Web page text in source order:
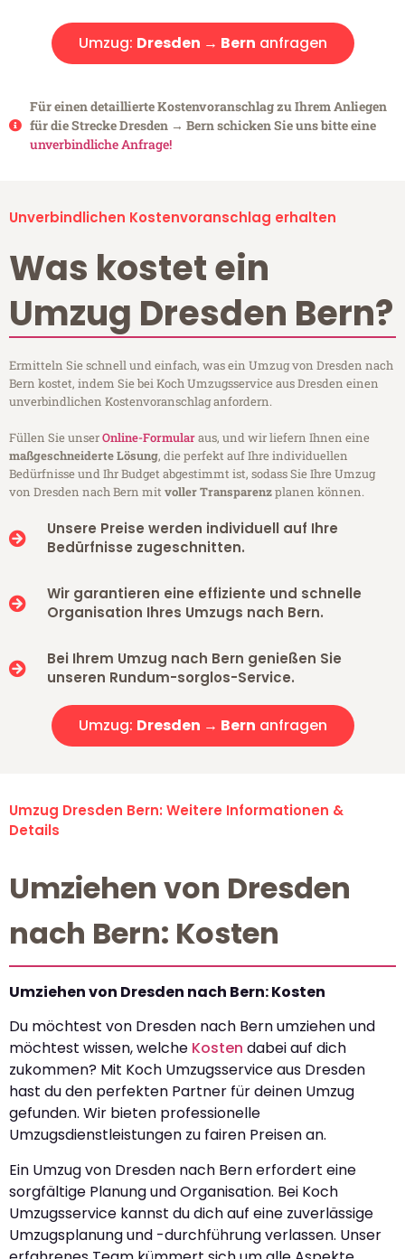
Umzug: Dresden → Bern anfragen
Für einen detaillierte Kostenvoranschlag zu Ihrem Anliegen
für die Strecke Dresden → Bern schicken Sie uns bitte eine
unverbindliche Anfrage!
Unverbindlichen Kostenvoranschlag erhalten
Was kostet ein
Umzug Dresden Bern?
Ermitteln Sie schnell und einfach, was ein Umzug von Dresden nach
Bern kostet, indem Sie bei Koch Umzugsservice aus Dresden einen
unverbindlichen Kostenvoranschlag anfordern.
Füllen Sie unserOnline-Formularaus, und wir liefern Ihnen eine
maßgeschneiderte Lösung, die perfekt auf Ihre individuellen
Bedürfnisse und Ihr Budget abgestimmt ist, sodass Sie Ihre Umzug
von Dresden nach Bern mitvoller Transparenzplanen können.
Unsere Preise werden individuell auf Ihre
Bedürfnisse zugeschnitten.
Wir garantieren eine effiziente und schnelle
Organisation Ihres Umzugs nach Bern.
Bei Ihrem Umzug nach Bern genießen Sie
unseren Rundum-sorglos-Service.
Umzug: Dresden → Bern anfragen
Umzug Dresden Bern: Weitere Informationen &
Details
Umziehen von Dresden
nach Bern: Kosten
Umziehen von Dresden nach Bern: Kosten
Du möchtest von Dresden nach Bern umziehen und
möchtest wissen, welche Kosten dabei auf dich
zukommen? Mit Koch Umzugsservice aus Dresden
hast du den perfekten Partner für deinen Umzug
gefunden. Wir bieten professionelle
Umzugsdienstleistungen zu fairen Preisen an.
Ein Umzug von Dresden nach Bern erfordert eine
sorgfältige Planung und Organisation. Bei Koch
Umzugsservice kannst du dich auf eine zuverlässige
Umzugsplanung und -durchführung verlassen. Unser